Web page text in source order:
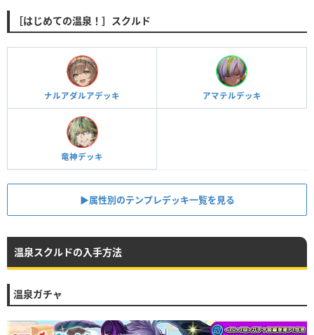
［はじめての温泉！］スクルド
ナルアダルアデッキ アマテルデッキ
竜神デッキ
▶︎属性別のテンプレデッキ一覧を見る
温泉スクルドの入手方法
温泉ガチャ